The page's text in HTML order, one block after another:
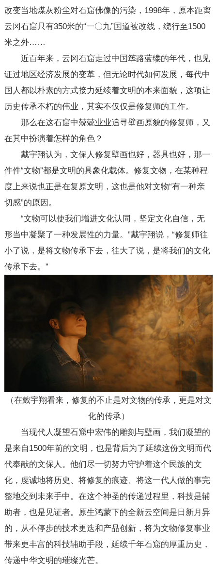
改变当地煤灰粉尘对石窟佛像的污染，1998年，原本距离
云冈石窟只有350米的“一〇九”国道被改线，绕行至1500
米之外……
近百年来，云冈石窟走过中国筚路蓝缕的年代，也见
证过地区经济发展的变革，但无论时代如何发展，每代中
国人都以朴素的方式接力延续着文明的本来面貌，这项让
历史传承不朽的伟业，其实不仅仅是修复师的工作。
那么在这石窟中兢兢业业追寻壁画原貌的修复师，又
在其中扮演着怎样的角色？
戴宇翔认为，文保人修复壁画也好，器具也好，那一
件件“文物”都是文明的具象化载体。修复文物，在某种程
度上来说也正是在复原文明，这也是他对文物“有一种亲
切感”的原因。
“文物可以使我们增进文化认同，坚定文化自信，无
形当中凝聚了一种发展性的力量。”戴宇翔说，“修复师往
小了说，是将文物传承下去，往大了说，是将我们的文化
传承下去。”
（在戴宇翔看来，修复的不止是对文物的传承，更是对文
化的传承）
当现代人凝望石窟中宏伟的雕刻与壁画，我们凝望的
是来自1500年前的文明，也是背后为了延续这份文明而代
代奉献的文保人。他们尽一切努力守护着这个民族的文
化，虔诚地将历史、将修复的痕迹、将这一代人做的事完
整地交到未来手中。在这个神圣的传递过程里，科技是辅
助者，也是见证者。原生鸿蒙下的全新云空间是日新月异
的，从不停步的技术更迭和产品创新，将为文物修复事业
带来更丰富的科技辅助手段，延续千年石窟的厚重历史，
传递中华文明的璀璨光芒。